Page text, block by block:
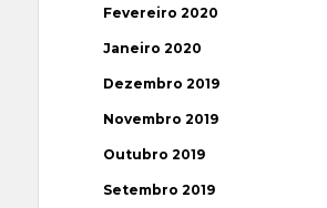
Fevereiro 2020
Janeiro 2020
Dezembro 2019
Novembro 2019
Outubro 2019
Setembro 2019